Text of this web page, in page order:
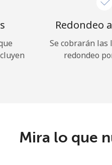
Redondeo
Se cobrarán las
redondeo
Mira lo que